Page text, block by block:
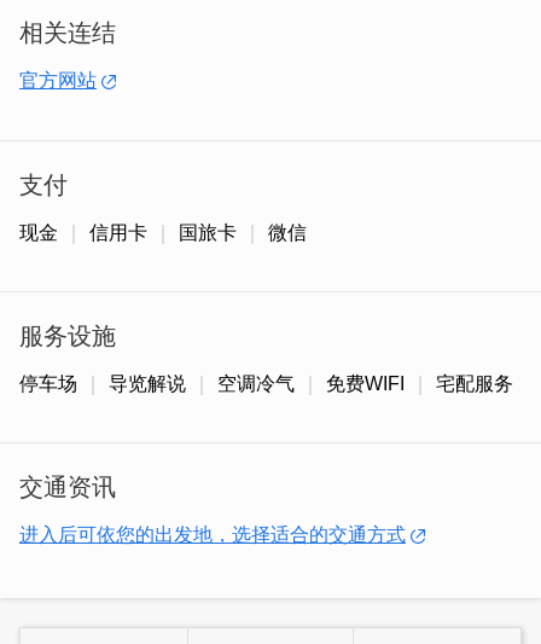
复於西元2007年创立「天根草典」成为金门一条根代表性
的优质形象品牌。由於对品质的一贯坚持，成功让金门一条
相关连结
官方网站
支付
现金 信用卡 国旅卡 微信
服务设施
停车场 导览解说 空调冷气 免费WIFI 宅配服务
交通资讯
进入后可依您的出发地，选择适合的交通方式